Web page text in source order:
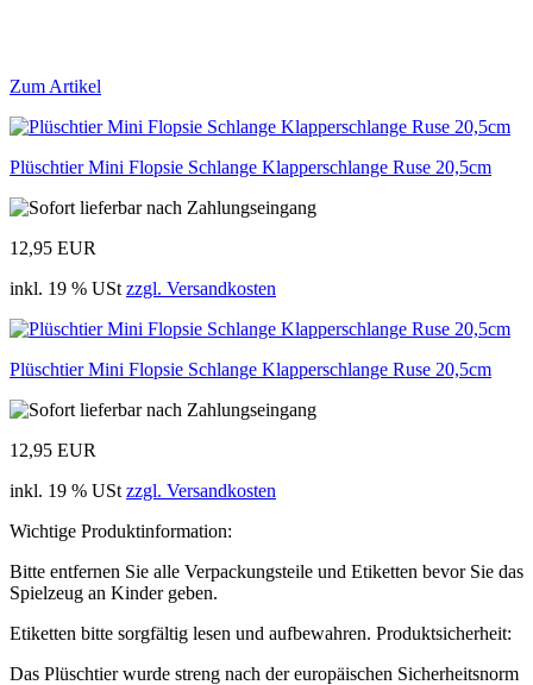
Zum Artikel
Plüschtier Mini Flopsie Schlange Klapperschlange Ruse 20,5cm
12,95 EUR
inkl. 19 % USt zzgl. Versandkosten
Plüschtier Mini Flopsie Schlange Klapperschlange Ruse 20,5cm
12,95 EUR
inkl. 19 % USt zzgl. Versandkosten
Wichtige Produktinformation:
Bitte entfernen Sie alle Verpackungsteile und Etiketten bevor Sie das
Spielzeug an Kinder geben.
Etiketten bitte sorgfältig lesen und aufbewahren. Produktsicherheit:
Das Plüschtier wurde streng nach der europäischen Sicherheitsnorm